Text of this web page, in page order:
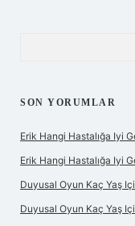
SON YORUMLAR
Erik Hangi Hastalığa Iyi
Erik Hangi Hastalığa Iyi
Duyusal Oyun Kaç Yaş
Duyusal Oyun Kaç Yaş